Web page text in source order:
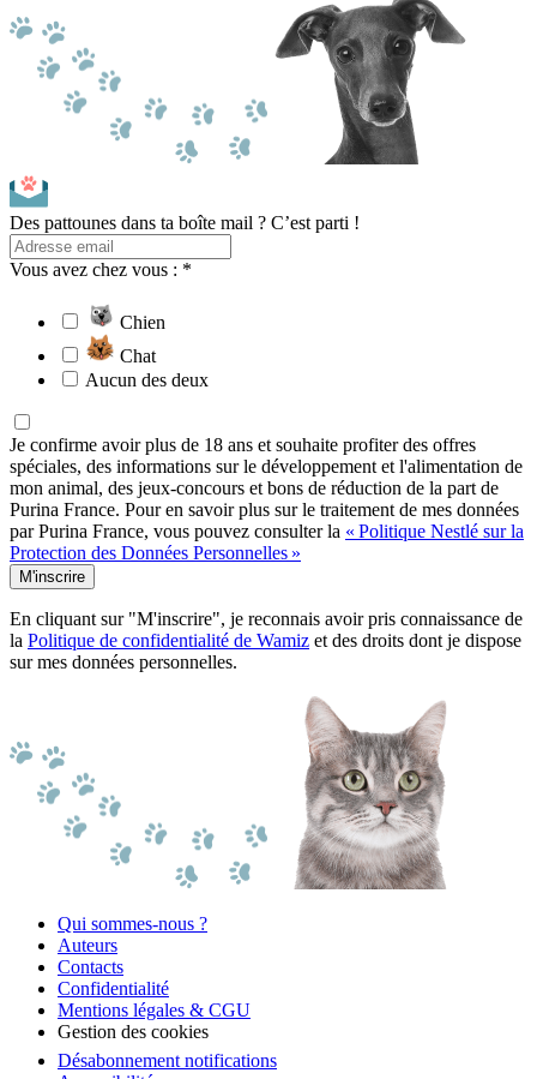
Des pattounes dans ta boîte mail ? C’est parti !
Vous avez chez vous : *
Chien
Chat
Aucun des deux
Je confirme avoir plus de 18 ans et souhaite profiter des offres
spéciales, des informations sur le développement et l'alimentation de
mon animal, des jeux-concours et bons de réduction de la part de
Purina France. Pour en savoir plus sur le traitement de mes données
par Purina France, vous pouvez consulter la « Politique Nestlé sur la
Protection des Données Personnelles »
M'inscrire
En cliquant sur "M'inscrire", je reconnais avoir pris connaissance de
la Politique de confidentialité de Wamiz et des droits dont je dispose
sur mes données personnelles.
Qui sommes-nous ?
Auteurs
Contacts
Confidentialité
Mentions légales & CGU
Gestion des cookies
Désabonnement notifications